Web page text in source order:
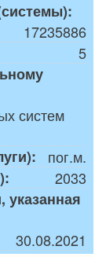
17235886
5
систем
пог.м.
2033
указанная
30.08.2021